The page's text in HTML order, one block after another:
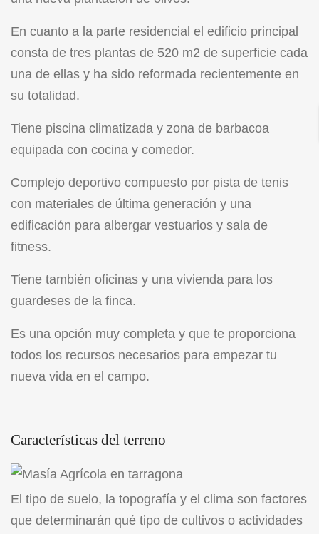
En cuanto a la parte residencial el edificio principal
consta de tres plantas de 520 m2 de superficie cada
una de ellas y ha sido reformada recientemente en
su totalidad.
Tiene piscina climatizada y zona de barbacoa
equipada con cocina y comedor.
Complejo deportivo compuesto por pista de tenis
con materiales de última generación y una
edificación para albergar vestuarios y sala de
fitness.
Tiene también oficinas y una vivienda para los
guardeses de la finca.
Es una opción muy completa y que te proporciona
todos los recursos necesarios para empezar tu
nueva vida en el campo.
Características del terreno
El tipo de suelo, la topografía y el clima son factores
que determinarán qué tipo de cultivos o actividades